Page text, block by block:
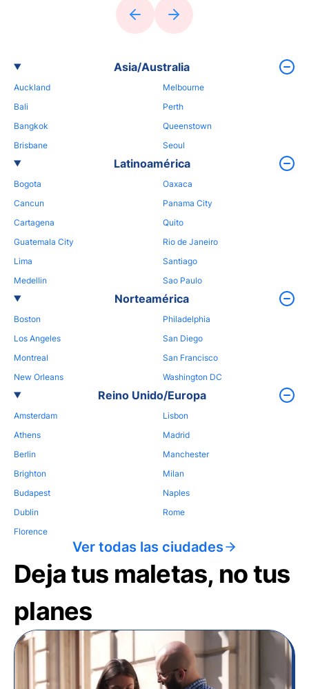
Asia/Australia
Auckland
Bali
Bangkok
Brisbane
Melbourne
Perth
Queenstown
Seoul
Latinoamérica
Bogota
Cancun
Cartagena
Guatemala City
Lima
Medellin
Oaxaca
Panama City
Quito
Rio de Janeiro
Santiago
Sao Paulo
Norteamérica
Boston
Los Angeles
Montreal
New Orleans
Philadelphia
San Diego
San Francisco
Washington DC
Reino Unido/Europa
Amsterdam
Athens
Berlin
Brighton
Budapest
Dublin
Florence
Lisbon
Madrid
Manchester
Milan
Naples
Rome
Ver todas las ciudades
Deja tus maletas, no tus
planes